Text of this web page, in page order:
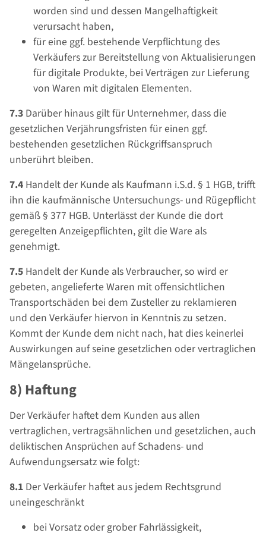
worden sind und dessen Mangelhaftigkeit
verursacht haben,
für eine ggf. bestehende Verpflichtung des
Verkäufers zur Bereitstellung von Aktualisierungen
für digitale Produkte, bei Verträgen zur Lieferung
von Waren mit digitalen Elementen.
7.3 Darüber hinaus gilt für Unternehmer, dass die
gesetzlichen Verjährungsfristen für einen ggf.
bestehenden gesetzlichen Rückgriffsanspruch
unberührt bleiben.
7.4 Handelt der Kunde als Kaufmann i.S.d. § 1 HGB, trifft
ihn die kaufmännische Untersuchungs- und Rügepflicht
gemäß § 377 HGB. Unterlässt der Kunde die dort
geregelten Anzeigepflichten, gilt die Ware als
genehmigt.
7.5 Handelt der Kunde als Verbraucher, so wird er
gebeten, angelieferte Waren mit offensichtlichen
Transportschäden bei dem Zusteller zu reklamieren
und den Verkäufer hiervon in Kenntnis zu setzen.
Kommt der Kunde dem nicht nach, hat dies keinerlei
Auswirkungen auf seine gesetzlichen oder vertraglichen
Mängelansprüche.
8) Haftung
Der Verkäufer haftet dem Kunden aus allen
vertraglichen, vertragsähnlichen und gesetzlichen, auch
deliktischen Ansprüchen auf Schadens- und
Aufwendungsersatz wie folgt:
8.1 Der Verkäufer haftet aus jedem Rechtsgrund
uneingeschränkt
bei Vorsatz oder grober Fahrlässigkeit,